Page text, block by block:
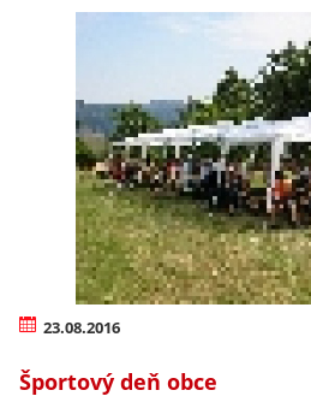
23.08.2016
Športový deň obce